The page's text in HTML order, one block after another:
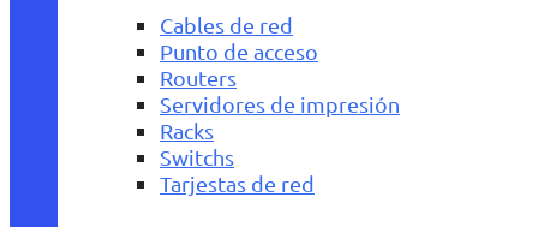
Cables de red
Punto de acceso
Routers
Servidores de impresión
Racks
Switchs
Tarjestas de red